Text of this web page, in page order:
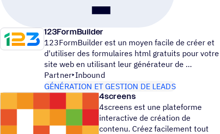
123FormBuilder
123FormBuilder est un moyen facile de créer et
d'utiliser des formulaires html gratuits pour votre
site web en utilisant leur générateur de
Partner Inbound
GÉNÉRATION ET GESTION DE LEADS
4screens
4screens est une plateforme
interactive de création de
contenu. Créez facilement tout